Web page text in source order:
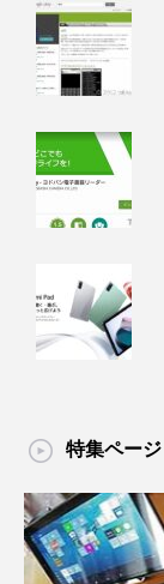
特集ページ